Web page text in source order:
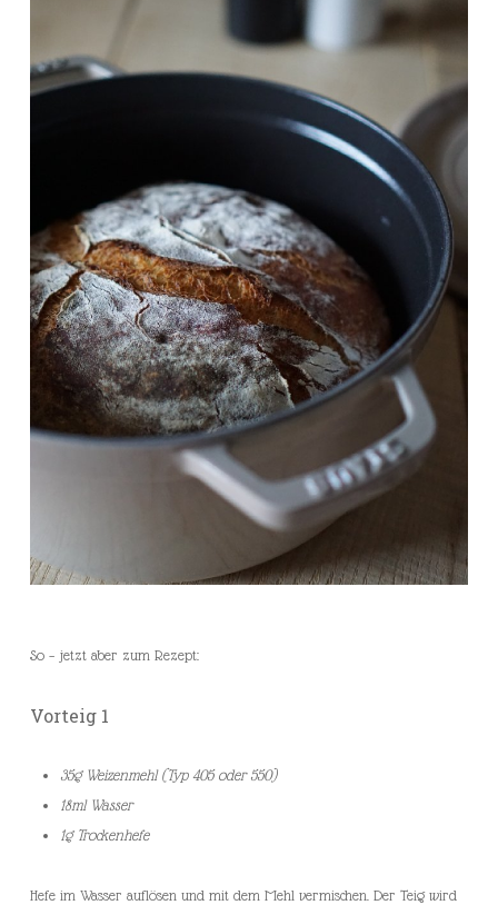
So – jetzt aber zum Rezept:
Vorteig 1
35g Weizenmehl (Typ 405 oder 550)
18ml Wasser
1g Trockenhefe
Hefe im Wasser auflösen und mit dem Mehl vermischen. Der Teig wird